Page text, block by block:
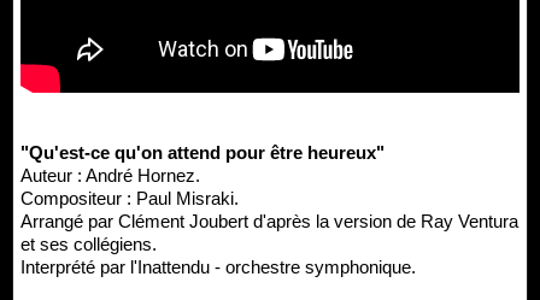
"Qu'est-ce qu'on attend pour être heureux"
Auteur : André Hornez.
Compositeur : Paul Misraki.
Arrangé par Clément Joubert d'après la version de Ray Ventura
et ses collégiens.
Interprété par l'Inattendu - orchestre symphonique.